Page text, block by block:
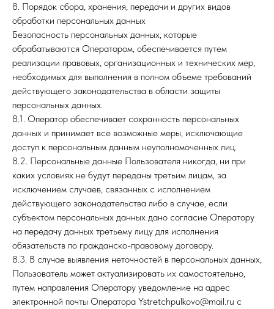
8. Порядок сбора, хранения, передачи и других видов
обработки персональных данных
Безопасность персональных данных, которые
обрабатываются Оператором, обеспечивается путем
реализации правовых, организационных и технических мер,
необходимых для выполнения в полном объеме требований
действующего законодательства в области защиты
персональных данных.
8.1. Оператор обеспечивает сохранность персональных
данных и принимает все возможные меры, исключающие
доступ к персональным данным неуполномоченных лиц.
8.2. Персональные данные Пользователя никогда, ни при
каких условиях не будут переданы третьим лицам, за
исключением случаев, связанных с исполнением
действующего законодательства либо в случае, если
субъектом персональных данных дано согласие Оператору
на передачу данных третьему лицу для исполнения
обязательств по гражданско-правовому договору.
8.3. В случае выявления неточностей в персональных данных,
Пользователь может актуализировать их самостоятельно,
путем направления Оператору уведомление на адрес
электронной почты Оператора Ystretchpulkovo@mail.ru с